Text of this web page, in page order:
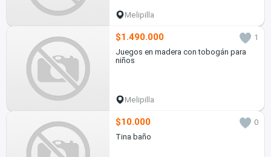
Melipilla
$1.490.000
1
Juegos en madera con tobogán para
niños
Melipilla
$10.000
0
Tina baño